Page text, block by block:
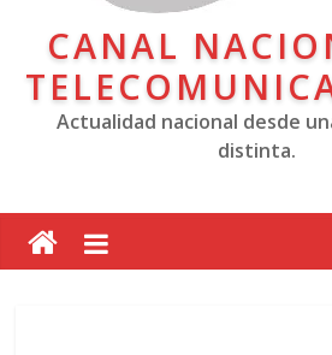
CANAL
Actualidad nacional desde
distinta.